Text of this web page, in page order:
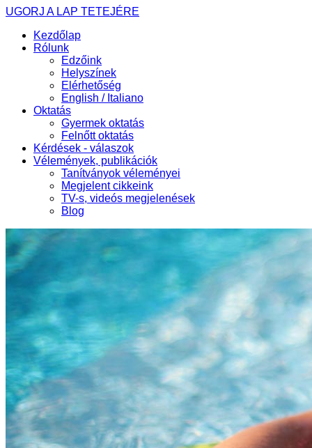
UGORJ A LAP TETEJÉRE
Kezdőlap
Rólunk
Edzőink
Helyszínek
Elérhetőség
English / Italiano
Oktatás
Gyermek oktatás
Felnőtt oktatás
Kérdések - válaszok
Vélemények, publikációk
Tanítványok véleményei
Megjelent cikkeink
TV-s, videós megjelenések
Blog